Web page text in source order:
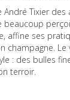
André Tixier
beaucoup
affine ses
champagne.
: des bulles
terroir.